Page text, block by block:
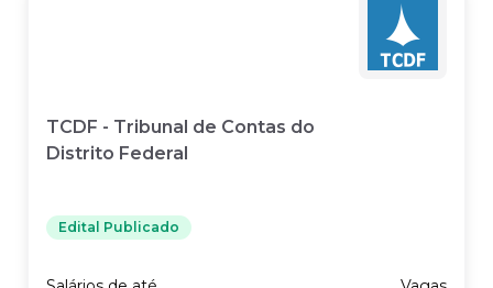
TCDF - Tribunal de Contas do
Distrito Federal
Edital Publicado